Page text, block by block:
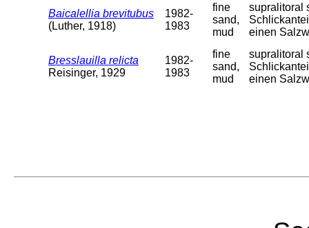
Baicalellia brevitubus
(Luther, 1918)
1982-
1983
fine
sand,
mud
supralitoral
einen
Bresslauilla relicta
Reisinger, 1929
1982-
1983
fine
sand,
mud
supralitoral
einen